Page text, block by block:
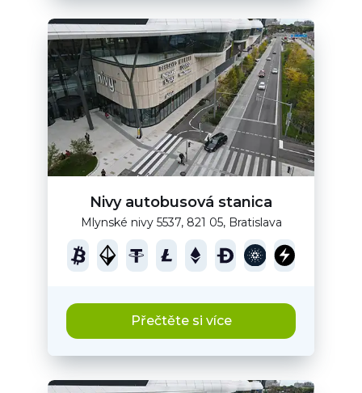
Nivy autobusová stanica
Mlynské nivy 5537, 821 05, Bratislava
Přečtěte si více